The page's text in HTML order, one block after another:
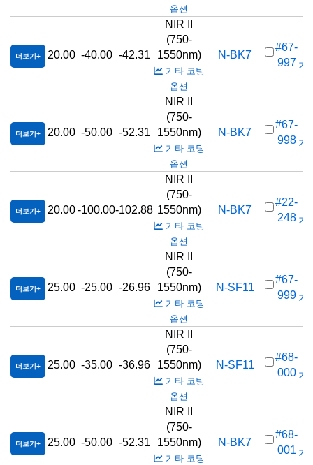
옵션
더보기 20.00 -40.00 -42.31
NIR II
(750-
1550nm)
기타 코팅
옵션
N-BK7
#67-
997 가
더보기 20.00 -50.00 -52.31
NIR II
(750-
1550nm)
기타 코팅
옵션
N-BK7
#67-
998 가
더보기 20.00-100.00-102.88
NIR II
(750-
1550nm)
기타 코팅
옵션
N-BK7
#22-
248 가
더보기 25.00 -25.00 -26.96
NIR II
(750-
1550nm)
기타 코팅
옵션
N-SF11
#67-
999 가
더보기 25.00 -35.00 -36.96
NIR II
(750-
1550nm)
기타 코팅
옵션
N-SF11
#68-
000 가
더보기 25.00 -50.00 -52.31
NIR II
(750-
1550nm)
기타 코팅
N-BK7
#68-
001 가